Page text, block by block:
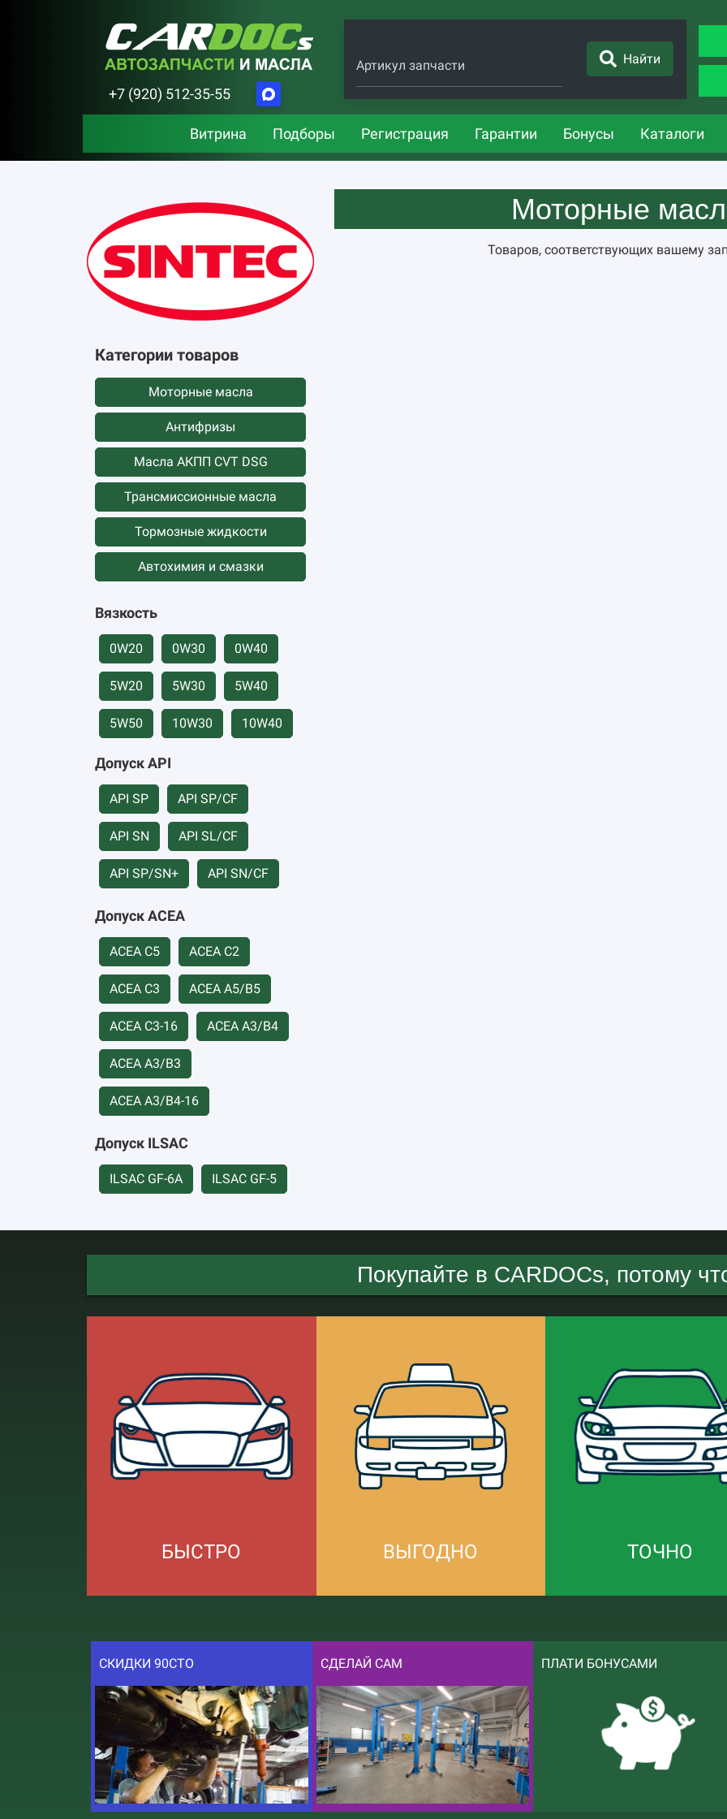
+7 (920) 512-35-55
Артикул запчасти Найти
Витрина Подборы Регистрация Гарантии Бонусы Каталоги
Категории товаров
Моторные масла
Антифризы
Масла АКПП CVT DSG
Трансмиссионные масла
Тормозные жидкости
Автохимия и смазки
Вязкость
0W20 0W30 0W40
5W20 5W30 5W40
5W50 10W30 10W40
Допуск API
API SP API SP/CF
API SN API SL/CF
API SP/SN+ API SN/CF
Допуск ACEA
ACEA C5 ACEA C2
ACEA C3 ACEA A5/B5
ACEA C3-16 ACEA А3/B4
ACEA А3/B3
ACEA А3/B4-16
Допуск ILSAC
ILSAC GF-6A ILSAC GF-5
Моторные
Товаров, соответствующих вашему
Покупайте в CARDOCs, потому
БЫСТРО ВЫГОДНО ТОЧНО
СКИДКИ 90СТО СДЕЛАЙ САМ ПЛАТИ БОНУСАМИ